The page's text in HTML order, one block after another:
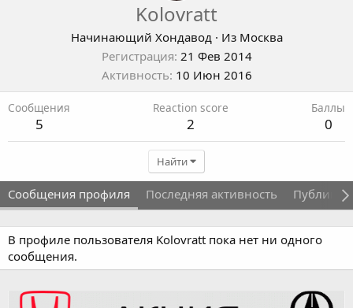
Kolovratt
Начинающий Хондавод · Из Москва
Регистрация 21 Фев 2014
Активность 10 Июн 2016
Сообщения
5
Reaction score
2
Баллы
0
Найти
Сообщения профиля Последняя активность
В профиле пользователя Kolovratt пока нет ни одного
сообщения.